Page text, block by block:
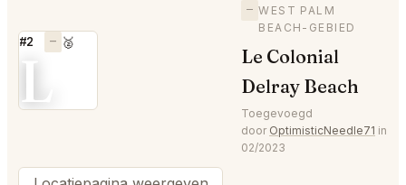
#2 — 🥈
L
— WEST PALM
BEACH-GEBIED
Le Colonial
Delray Beach
Toegevoegd
door OptimisticNeedle71 in
02/2023